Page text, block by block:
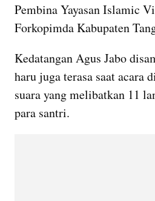
Pembina Yayasan Islamic
Forkopimda Kabupaten
Kedatangan Agus Jabo
haru juga terasa saat acara
suara yang melibatkan 11
para santri.